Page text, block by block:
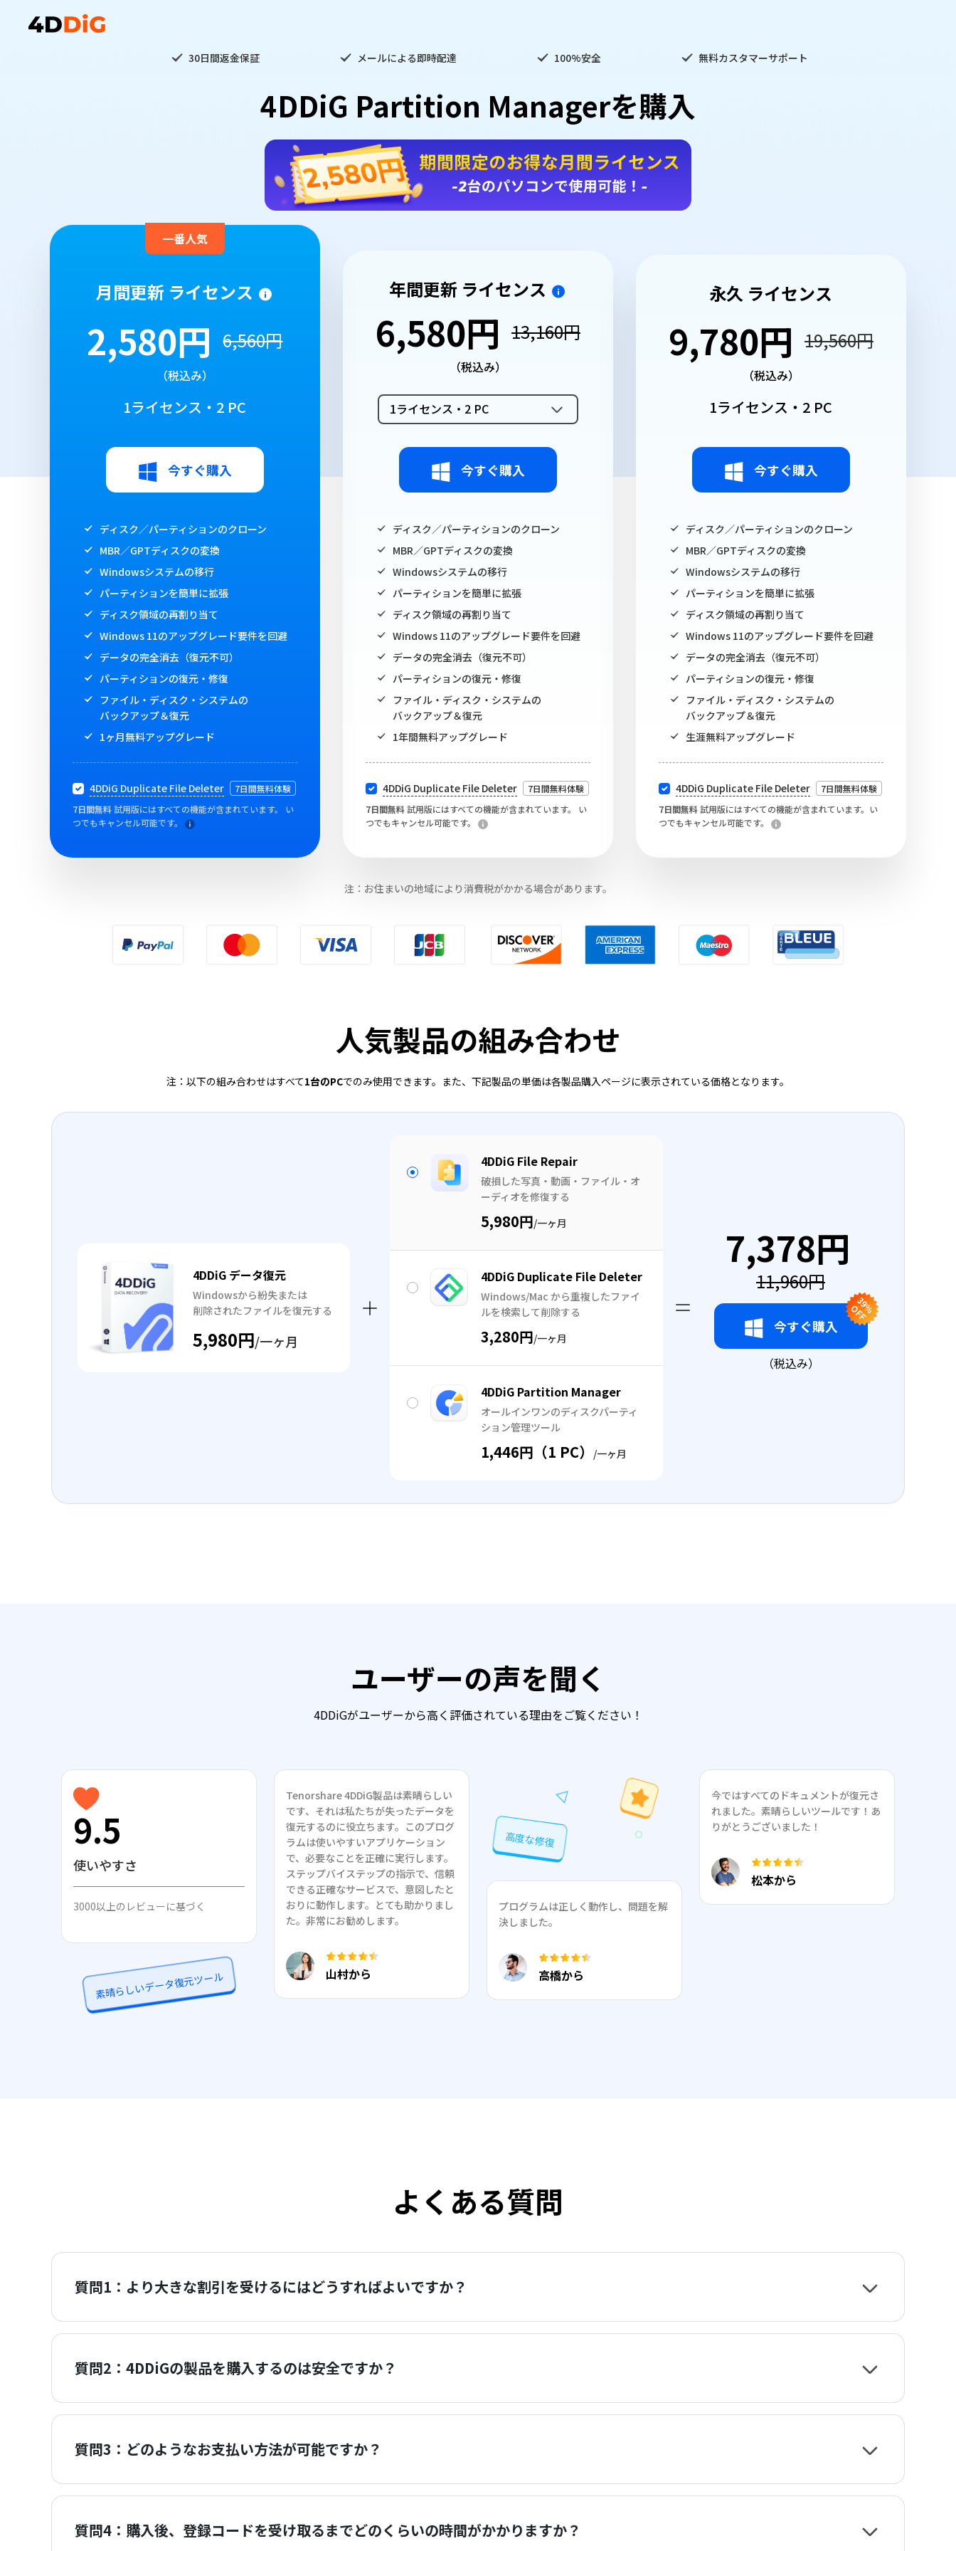
30日間返金保証 メールによる即時配達 100%安全 無料カスタマーサポート
4DDiG Partition Managerを購入
一番人気
月間更新 ライセンス
2,580円 6,560円
（税込み）
1ライセンス・2 PC
今すぐ購入
ディスク／パーティションのクローン
MBR／GPTディスクの変換
Windowsシステムの移行
パーティションを簡単に拡張
ディスク領域の再割り当て
Windows 11のアップグレード要件を回避
データの完全消去（復元不可）
パーティションの復元・修復
ファイル・ディスク・システムの
バックアップ＆復元
1ヶ月無料アップグレード
4DDiG Duplicate File Deleter
7日間無料体験
7日間無料試用版にはすべての機能が含まれています。 い
つでもキャンセル可能です。
年間更新 ライセンス
6,580円 13,160円
（税込み）
今すぐ購入
1ライセンス・2 PC
ディスク／パーティションのクローン
MBR／GPTディスクの変換
Windowsシステムの移行
パーティションを簡単に拡張
ディスク領域の再割り当て
Windows 11のアップグレード要件を回避
データの完全消去（復元不可）
パーティションの復元・修復
ファイル・ディスク・システムの
バックアップ＆復元
1年間無料アップグレード
4DDiG Duplicate File Deleter
7日間無料体験
7日間無料試用版にはすべての機能が含まれています。 い
つでもキャンセル可能です。
永久 ライセンス
9,780円 19,560円
（税込み）
1ライセンス・2 PC
今すぐ購入
ディスク／パーティションのクローン
MBR／GPTディスクの変換
Windowsシステムの移行
パーティションを簡単に拡張
ディスク領域の再割り当て
Windows 11のアップグレード要件を回避
データの完全消去（復元不可）
パーティションの復元・修復
ファイル・ディスク・システムの
バックアップ＆復元
生涯無料アップグレード
4DDiG Duplicate File Deleter
7日間無料体験
7日間無料試用版にはすべての機能が含まれています。い
つでもキャンセル可能です。
注：お住まいの地域により消費税がかかる場合があります。
人気製品の組み合わせ
注：以下の組み合わせはすべて1台のPCでのみ使用できます。また、下記製品の単価は各製品購入ページに表示されている価格となります。
4DDiG データ復元
Windowsから紛失または
削除されたファイルを復元する
5,980円/一ヶ月
4DDiG File Repair
破損した写真・動画・ファイル・オ
ーディオを修復する
5,980円/一ヶ月
4DDiG Duplicate File Deleter
Windows/Mac から重複したファイ
ルを検索して削除する
3,280円/一ヶ月
4DDiG Partition Manager
オールインワンのディスクパーティ
ション管理ツール
1,446円（1 PC） /一ヶ月
7,378円
11,960円
3
9
% O
F
F
今すぐ購入
（税込み）
ユーザーの声を聞く
4DDiGがユーザーから高く評価されている理由をご覧ください！
9.5
使いやすさ
3000以上のレビューに基づく
素晴らしいデータ復元ツール
Tenorshare 4DDiG製品は素晴らしい
です、それは私たちが失ったデータを
復元するのに役立ちます。このプログ
ラムは使いやすいアプリケーション
で、必要なことを正確に実行します。
ステップバイステップの指示で、信頼
できる正確なサービスで、意図したと
おりに動作します。とても助かりまし
た。非常にお勧めします。
山村から
高度な修復
プログラムは正しく動作し、問題を解
決しました。
高橋から
今ではすべてのドキュメントが復元さ
れました。素晴らしいツールです！あ
りがとうございました！
松本から
よくある質問
質問1：より大きな割引を受けるにはどうすればよいですか？
質問2：4DDiGの製品を購入するのは安全ですか？
質問3：どのようなお支払い方法が可能ですか？
質問4：購入後、登録コードを受け取るまでどのくらいの時間がかかりますか？